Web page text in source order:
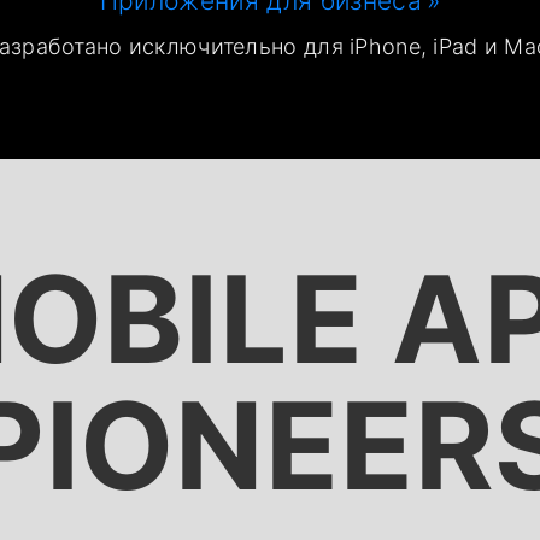
исключительно для iPhone, iPad и